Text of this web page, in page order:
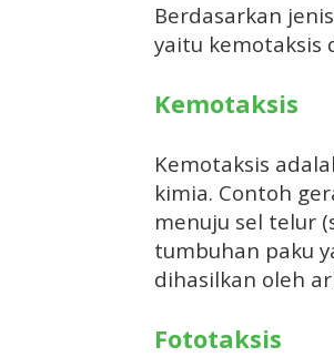
Berdasarkan
yaitu kemotaksis
Kemotaksis
Kemotaksis
kimia. Contoh
menuju sel telur
tumbuhan paku
dihasilkan oleh
Fototaksis